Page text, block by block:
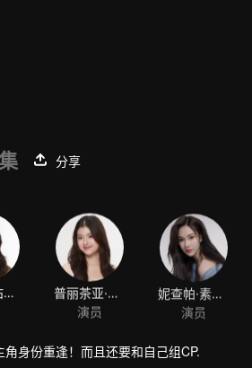
分享
娜塔萌·沾塔拉微帕
普丽茶亚·萨兰纳可
演员
演员
身份重逢！而且还要和自己组CP.